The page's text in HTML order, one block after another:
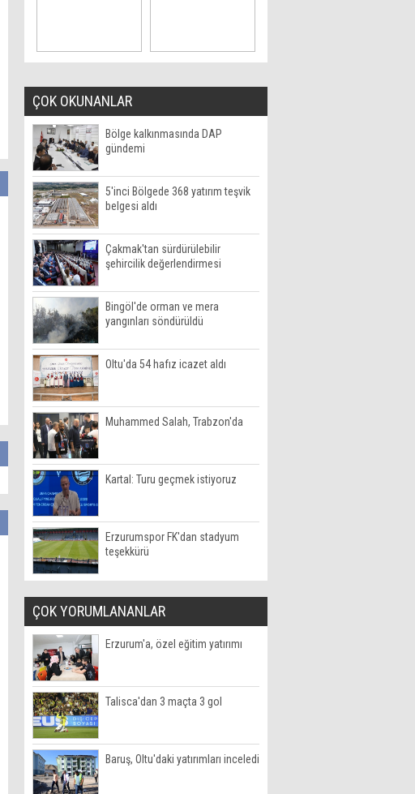
ÇOK OKUNANLAR
Bölge kalkınmasında DAP
gündemi
5'inci Bölgede 368 yatırım teşvik
belgesi aldı
Çakmak'tan sürdürülebilir
şehircilik değerlendirmesi
Bingöl'de orman ve mera
yangınları söndürüldü
Oltu'da 54 hafız icazet aldı
Muhammed Salah, Trabzon'da
Kartal: Turu geçmek istiyoruz
Erzurumspor FK'dan stadyum
teşekkürü
ÇOK YORUMLANANLAR
Erzurum'a, özel eğitim yatırımı
Talisca'dan 3 maçta 3 gol
Baruş, Oltu'daki yatırımları inceledi